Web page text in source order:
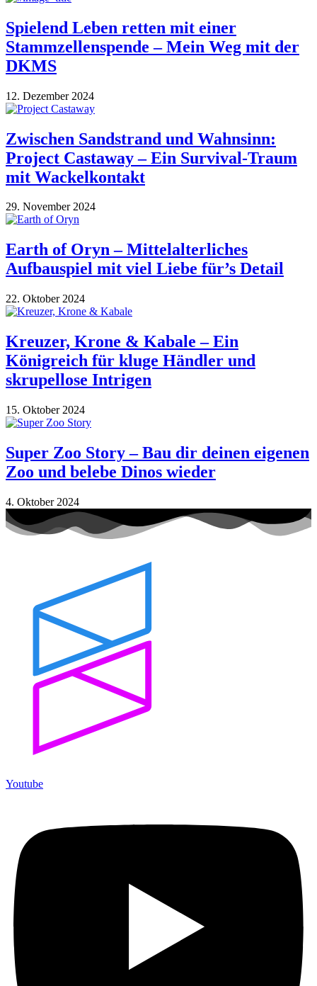
Spielend Leben retten mit einer
Stammzellenspende – Mein Weg mit der
DKMS
12. Dezember 2024
Zwischen Sandstrand und Wahnsinn:
Project Castaway – Ein Survival-Traum
mit Wackelkontakt
29. November 2024
Earth of Oryn – Mittelalterliches
Aufbauspiel mit viel Liebe für’s Detail
22. Oktober 2024
Kreuzer, Krone & Kabale – Ein
Königreich für kluge Händler und
skrupellose Intrigen
15. Oktober 2024
Super Zoo Story – Bau dir deinen eigenen
Zoo und belebe Dinos wieder
4. Oktober 2024
Youtube